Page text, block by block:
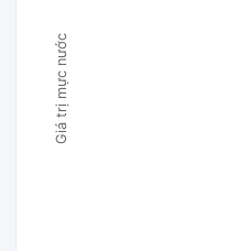
Giá trị mực nước